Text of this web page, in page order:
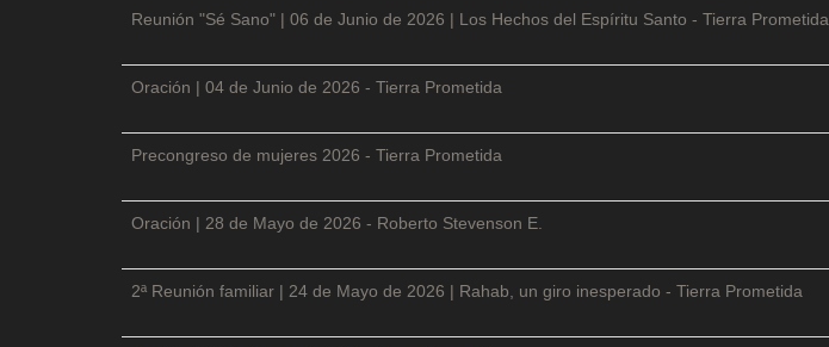
Reunión "Sé Sano" | 06 de Junio de 2026 | Los Hechos del Espíritu Santo - Tierra Prometida
Oración | 04 de Junio de 2026 - Tierra Prometida
Precongreso de mujeres 2026 - Tierra Prometida
Oración | 28 de Mayo de 2026 - Roberto Stevenson E.
2ª Reunión familiar | 24 de Mayo de 2026 | Rahab, un giro inesperado - Tierra Prometida